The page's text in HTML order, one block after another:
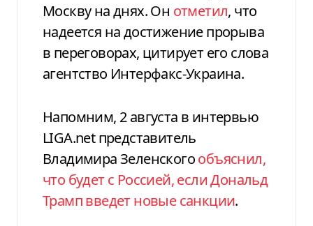
Москву на днях. Он отметил, что
надеется на достижение прорыва
в переговорах, цитирует его слова
агентство Интерфакс-Украина.
Напомним, 2 августа в интервью
LIGA.net представитель
Владимира Зеленскогообъяснил,
что будет с Россией, если Дональд
Трамп введет новые санкции.